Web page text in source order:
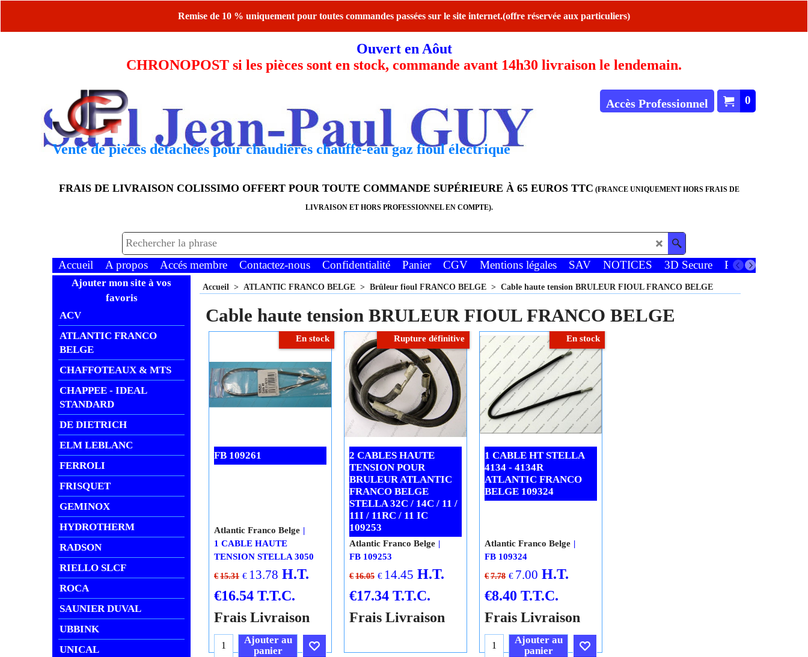
Remise de 10 % uniquement pour toutes commandes passées sur le site internet.(offre réservée aux particuliers)
Ouvert en Aôut
CHRONOPOST si les pièces sont en stock, commande avant 14h30 livraison le lendemain.
0
Accès Professionnel
Vente de pièces détachées pour chaudières chauffe-eau gaz fioul électrique
FRAIS DE LIVRAISON COLISSIMO OFFERT POUR TOUTE COMMANDE SUPÉRIEURE À 65 EUROS TTC (FRANCE UNIQUEMENT HORS FRAIS DE
LIVRAISON ET HORS PROFESSIONNEL EN COMPTE).
Accueil A propos Accés membre Contactez-nous Confidentialité Panier CGV Mentions légales SAV NOTICES 3D Secure Paiements
Ajouter mon site à vos
favoris
ACV
ATLANTIC FRANCO
BELGE
CHAFFOTEAUX & MTS
CHAPPEE - IDEAL
STANDARD
DE DIETRICH
ELM LEBLANC
FERROLI
FRISQUET
GEMINOX
HYDROTHERM
RADSON
RIELLO SLCF
ROCA
SAUNIER DUVAL
UBBINK
UNICAL
Accueil > ATLANTIC FRANCO BELGE > Brûleur fioul FRANCO BELGE > Cable haute tension BRULEUR FIOUL FRANCO BELGE
Cable haute tension BRULEUR FIOUL FRANCO BELGE
En stock
FB 109261
€ 15.31 € 13.78 H.T.
€16.54 T.T.C.
Frais Livraison
Atlantic Franco Belge
1 CABLE HAUTE
TENSION STELLA 3050
Ajouter au
panier
Rupture définitive
2 CABLES HAUTE
TENSION POUR
BRULEUR ATLANTIC
FRANCO BELGE
STELLA 32C / 14C / 11 /
11I / 11RC / 11 IC
109253
€ 16.05 € 14.45 H.T.
€17.34 T.T.C.
Frais Livraison
Atlantic Franco Belge
FB 109253
En stock
1 CABLE HT STELLA
4134 - 4134R
ATLANTIC FRANCO
BELGE 109324
€ 7.78 € 7.00 H.T.
€8.40 T.T.C.
Frais Livraison
Atlantic Franco Belge
FB 109324
Ajouter au
panier